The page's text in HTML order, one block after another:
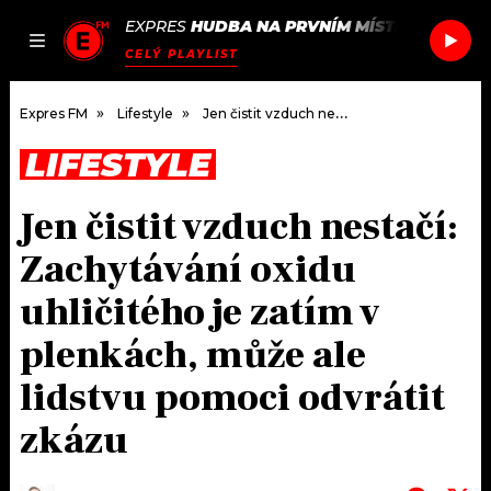
JAK
SEZNAM.CZ
EXPRES HUDBA NA PRVNÍM MÍSTĚ DUKE
CELÝ PLAYLIST
DOMŮ
ČLÁNKY
AKTUÁLNĚ
HUDBA
ROZHOVORY
#NEBUDUDOMA
PODCASTY
JAK NALADIT
RÁDIO
APLIKACE
Expres FM Lifestyle Jen čistit vzduch nestačí: Zachytávání oxidu uhličitého je zatím v plenkách, může ale lidstvu pomoci odvrátit zkázu
LIFESTYLE
Jen čistit vzduch nestačí:
Zachytávání oxidu
uhličitého je zatím v
plenkách, může ale
lidstvu pomoci odvrátit
zkázu